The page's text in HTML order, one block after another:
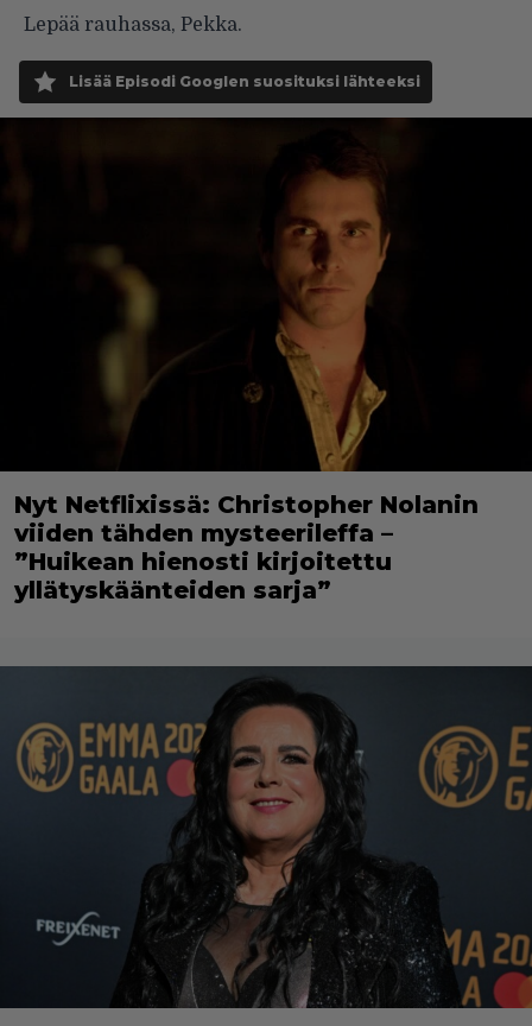
Lepää rauhassa, Pekka.
Lisää Episodi Googlen suosituksi lähteeksi
Nyt Netflixissä: Christopher Nolanin
viiden tähden mysteerileffa –
”Huikean hienosti kirjoitettu
yllätyskäänteiden sarja”